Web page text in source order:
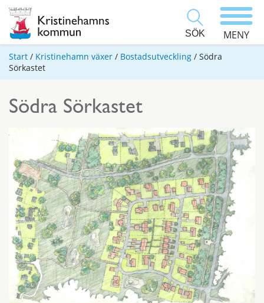
SÖK MENY
Start / Kristinehamn växer / Bostadsutveckling / Södra
Sörkastet
Södra Sörkastet